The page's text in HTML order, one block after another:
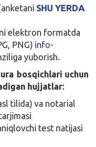
SHU YERDA
elektron formatda
PNG) info-
yuborish.
bosqichlari uchun
hujjatlar:
tilida) va notarial
test natijasi